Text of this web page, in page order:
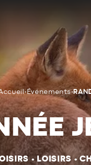
•Événements•
• LOISIRS •